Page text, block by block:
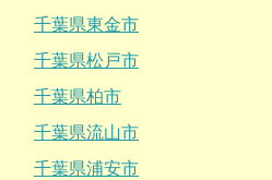
千葉県東金市
千葉県松戸市
千葉県柏市
千葉県流山市
千葉県浦安市